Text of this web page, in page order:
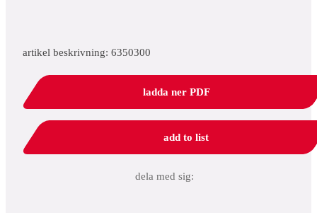
artikel beskrivning: 6350300
ladda ner PDF
add to list
dela med sig: